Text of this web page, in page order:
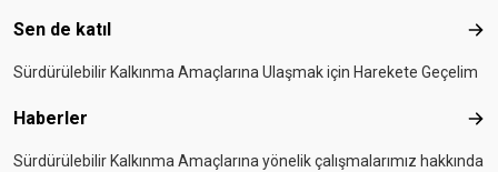
Sen de katıl
Sürdürülebilir Kalkınma Amaçlarına Ulaşmak için Harekete Geçelim
Haberler
Sürdürülebilir Kalkınma Amaçlarına yönelik çalışmalarımız hakkında